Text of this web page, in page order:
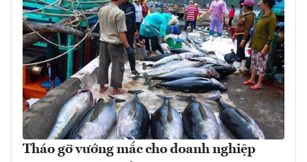
Tháo gỡ vướng mắc cho doanh nghiệp